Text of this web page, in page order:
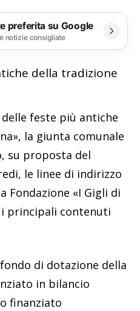
preferita su Google
notizie consigliate
della tradizione
feste più antiche
la giunta comunale
su proposta del
le linee di indirizzo
Fondazione «I Gigli di
i principali contenuti
di dotazione della
in bilancio
finanziato